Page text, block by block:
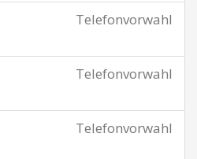
Telefonvorwahl
Telefonvorwahl
Telefonvorwahl